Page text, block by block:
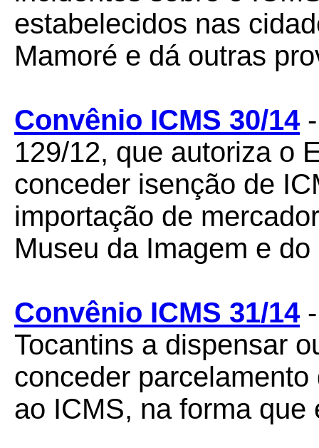
estabelecidos nas
Mamoré e dá outras
Convênio ICMS 30/14
129/12, que autoriza o
conceder isenção de
importação de
Museu da Imagem e
Convênio ICMS 31/14
Tocantins a dispensar
conceder
ao ICMS, na forma que